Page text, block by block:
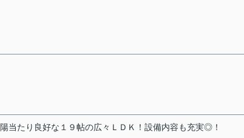
陽当たり良好な１９帖の広々ＬＤＫ！設備内容も充実◎！